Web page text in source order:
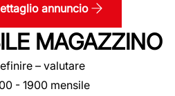
annuncio
MAGAZZINO
– valutare
- 1900 mensile